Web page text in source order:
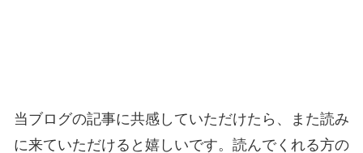
当ブログの記事に共感していただけたら、また読み
に来ていただけると嬉しいです。読んでくれる方の